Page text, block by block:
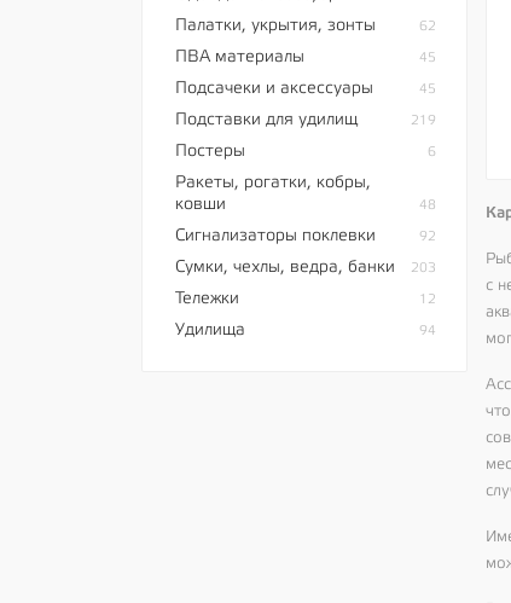
Палатки, укрытия, зонты 62
ПВА материалы 45
Подсачеки и аксессуары 45
Подставки для удилищ 219
Постеры 6
Ракеты, рогатки, кобры,
ковши
48
Сигнализаторы поклевки 92
Сумки, чехлы, ведра, банки 203
Тележки 12
Удилища 94
с